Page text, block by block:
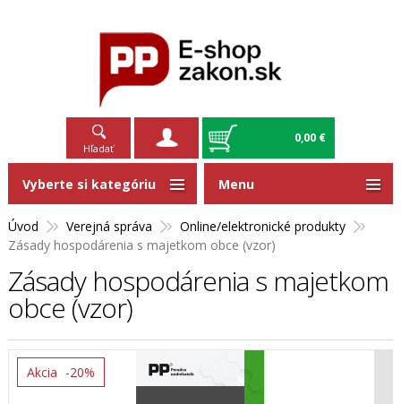
Hľadať
0,00 €
Úvod Verejná správa
Online/elektronické produkty
Zásady hospodárenia s majetkom obce (vzor)
Zásady hospodárenia s majetkom
obce (vzor)
Akcia -20%
Vyberte si kategóriu Menu